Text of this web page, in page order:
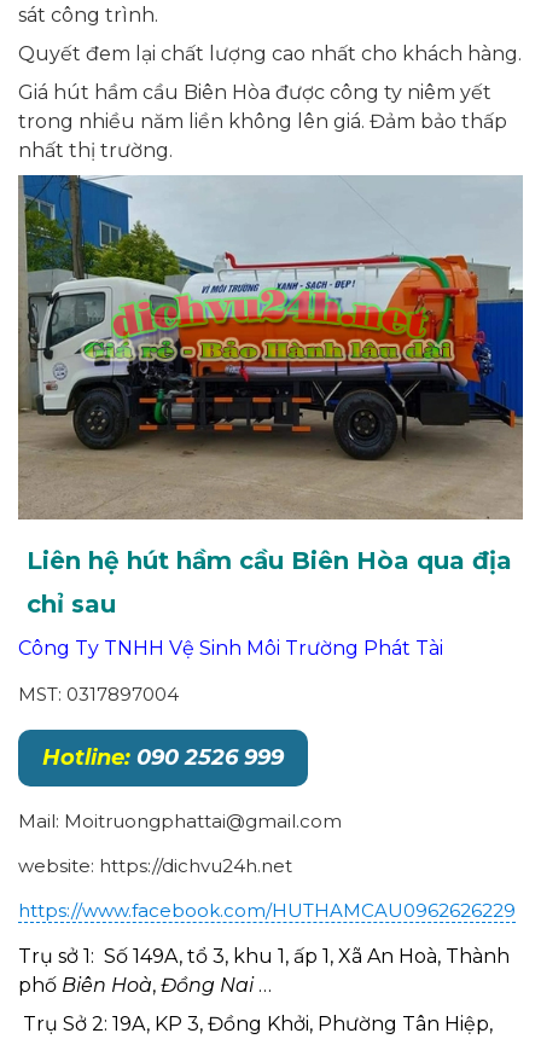
sát công trình.
Quyết đem lại chất lượng cao nhất cho khách hàng.
Giá hút hầm cầu Biên Hòa được công ty niêm yết
trong nhiều năm liền không lên giá. Đảm bảo thấp
nhất thị trường.
Liên hệ hút hầm cầu Biên Hòa qua địa
chỉ sau
Công Ty TNHH Vệ Sinh Môi Trường Phát Tài
MST: 0317897004
Hotline: 090 2526 999
Mail: Moitruongphattai@gmail.com
website: https://dichvu24h.net
https://www.facebook.com/HUTHAMCAU0962626229
Trụ sở 1: Số 149A, tổ 3, khu 1, ấp 1, Xã An Hoà, Thành
phố Biên Hoà, Đồng Nai…
Trụ Sở 2: 19A, KP 3, Đồng Khởi, Phường Tân Hiệp,